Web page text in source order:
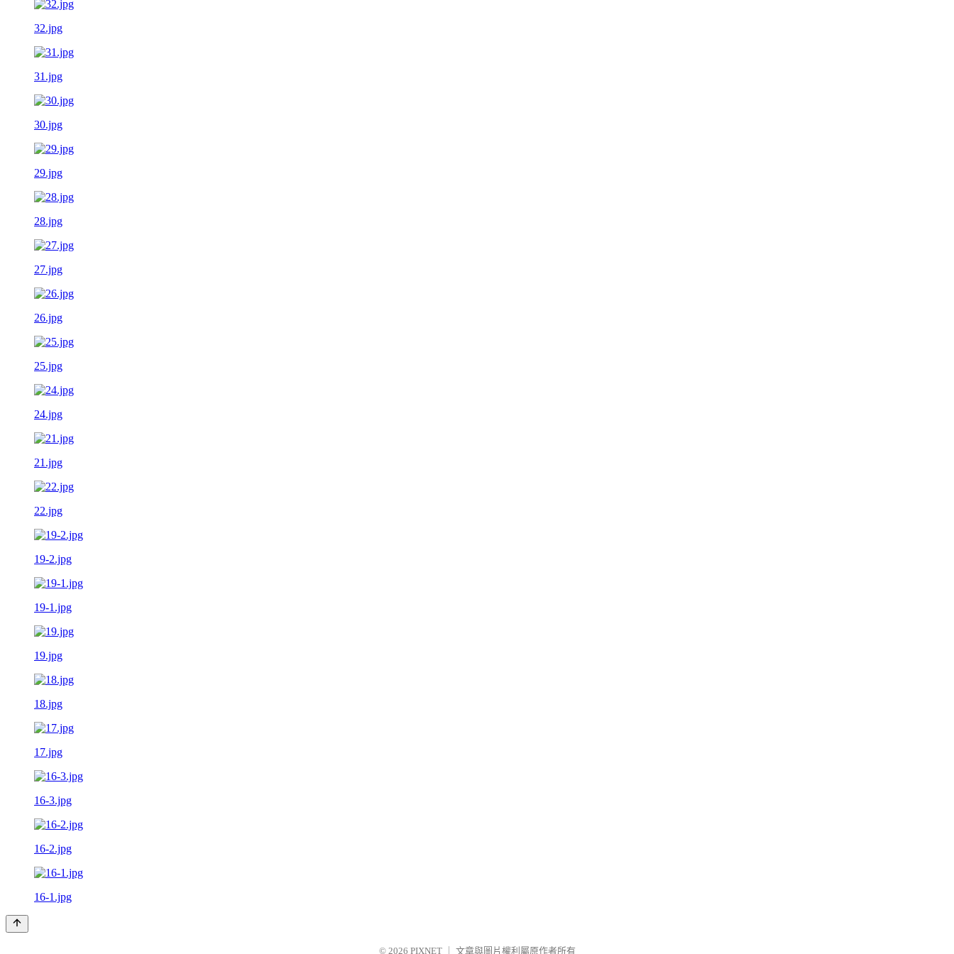
32.jpg
31.jpg
30.jpg
29.jpg
28.jpg
27.jpg
26.jpg
25.jpg
24.jpg
21.jpg
22.jpg
19-2.jpg
19-1.jpg
19.jpg
18.jpg
17.jpg
16-3.jpg
16-2.jpg
16-1.jpg
© 2026 PIXNET 文章與圖片權利屬原作者所有